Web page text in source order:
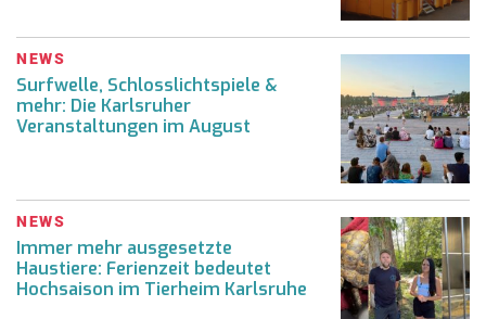
NEWS
Surfwelle, Schlosslichtspiele &
mehr: Die Karlsruher
Veranstaltungen im August
NEWS
Immer mehr ausgesetzte
Haustiere: Ferienzeit bedeutet
Hochsaison im Tierheim Karlsruhe